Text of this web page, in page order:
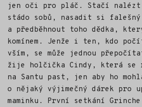
jen oči pro pláč. Stačí nalézt
stádo sobů, nasadit si falešný
a předběhnout toho dědka,
komínem. Jenže i ten, kdo
vším, se může jednou
žije holčička Cindy, která se
na Santu past, jen aby ho
o nějaký výjimečný dárek pro
maminku. První setkání